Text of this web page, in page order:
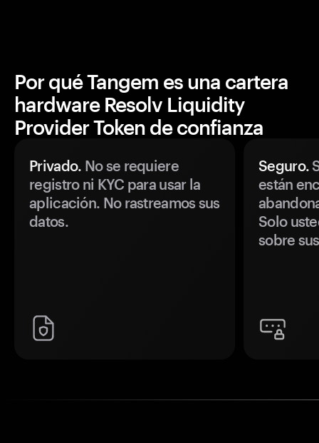
Por qué Tangem es una cartera
hardware Resolv Liquidity
Provider Token de confianza
Privado. No se requiere
registro ni KYC para usar la
aplicación. No rastreamos sus
datos.
Seguro.
están
Solo
sobre